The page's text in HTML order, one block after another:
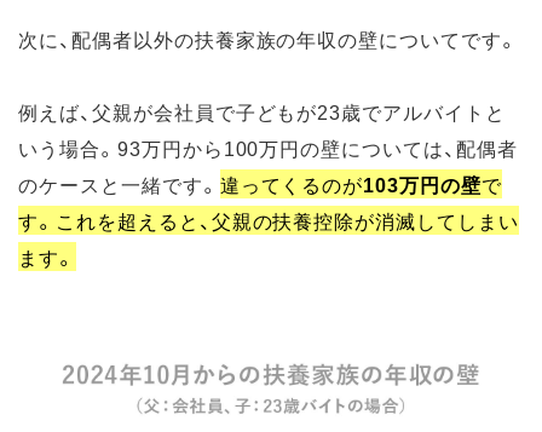
次に、配偶者以外の扶養家族の年収の壁についてです。
例えば、父親が会社員で子どもが23歳でアルバイトと
いう場合。93万円から100万円の壁については、配偶者
のケースと一緒です。 違ってくるのが103万円の壁で
す。これを超えると、父親の扶養控除が消滅してしまい
ます。